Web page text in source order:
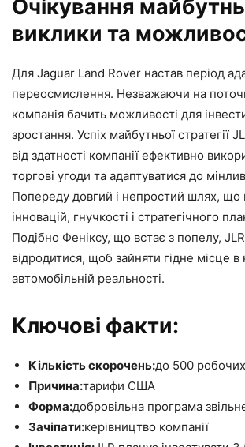
Очікування
виклики та
Для Jaguar Land Rover настав період
переосмислення. Незважаючи на
компанія бачить можливості для
зростання. Успіх майбутньої стратегії
від здатності компанії ефективно
торгові угоди та адаптуватися до
Попереду довгий і непростий шлях, що
інновацій, гнучкості і стратегічного
Подібно Феніксу, що встає з попелу,
відродитися, щоб зайняти гідне місце в
автомобільній реальності.
Ключові факти:
Кількість скорочень:до 500
Причина:тарифи США
Форма:добровільна програма
Зачіпати:керівництво компанії